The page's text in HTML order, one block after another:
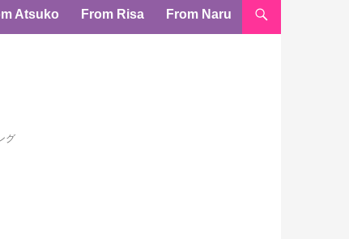
Atsuko From Risa From Naru
グ